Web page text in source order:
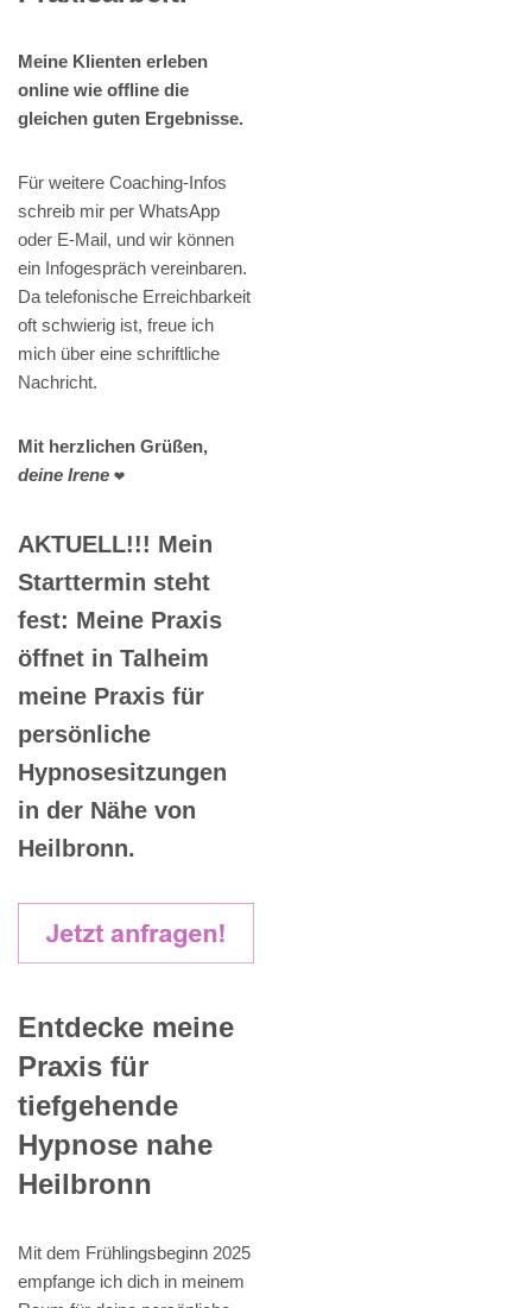
Meine Klienten erleben
online wie offline die
gleichen guten Ergebnisse.
Für weitere Coaching-Infos
schreib mir per WhatsApp
oder E-Mail, und wir können
ein Infogespräch vereinbaren.
Da telefonische Erreichbarkeit
oft schwierig ist, freue ich
mich über eine schriftliche
Nachricht.
Mit herzlichen Grüßen,
deine Irene ❤️
AKTUELL!!! Mein
Starttermin steht
fest: Meine Praxis
öffnet in Talheim
meine Praxis für
persönliche
Hypnosesitzungen
in der Nähe von
Heilbronn.
Entdecke meine
Praxis für
tiefgehende
Hypnose nahe
Heilbronn
Mit dem Frühlingsbeginn 2025
empfange ich dich in meinem